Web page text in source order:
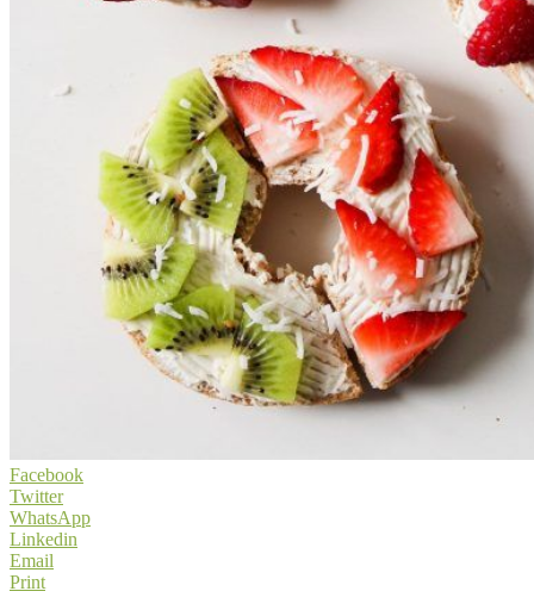
Facebook
Twitter
WhatsApp
Linkedin
Email
Print